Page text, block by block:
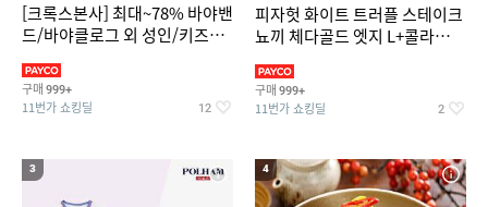
[크록스본사] 최대~78% 바야밴
드/바야클로그 외 성인/키즈
구매 999+
11번가 쇼킹딜 12
피자헛 화이트 트러플 스테이크
뇨끼 체다골드 엣지 L+콜라
구매 999+
11번가 쇼킹딜 2
3 4